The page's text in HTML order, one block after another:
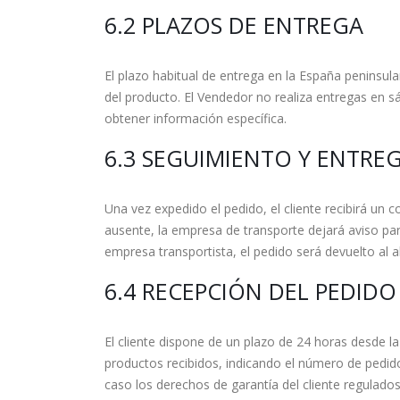
6.2 PLAZOS DE ENTREGA
El plazo habitual de entrega en la España
del producto. El Vendedor no realiza entregas en
obtener información específica.
6.3 SEGUIMIENTO Y
Una vez expedido el pedido, el cliente recibirá un
ausente, la empresa de transporte dejará aviso
empresa transportista, el pedido será devuelto al
6.4 RECEPCIÓN DEL PEDIDO
El cliente dispone de un plazo de 24 horas desde
productos recibidos, indicando el número de
caso los derechos de garantía del cliente